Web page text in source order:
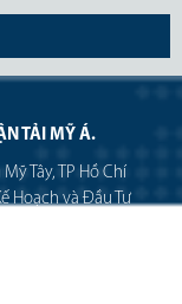
TẢI MỸ Á.
Tây, TP Hồ Chí
Hoạch và Đầu Tư